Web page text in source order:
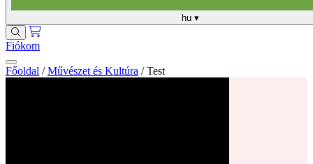
hu ▾
Fiókom
Főoldal / Művészet és Kultúra / Test